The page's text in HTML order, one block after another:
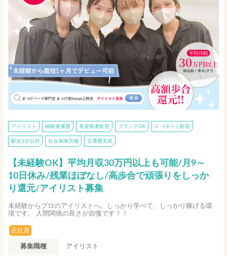
アイリスト 経験者優遇 有資格者歓迎 ブランクOK U・Iターン歓迎
駅近5分以内 社会保険完備 交通費支給
【未経験OK】平均月収30万円以上も可能/月9～
10日休み/残業ほぼなし/高歩合で頑張りをしっか
り還元/アイリスト募集
未経験からプロのアイリストへ。しっかり学べて、しっかり稼げる環
境です。 人間関係の良さが自慢です！！
正社員
募集職種 アイリスト